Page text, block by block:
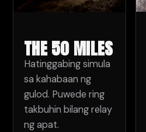
THE 50 MILES
Hatinggabing simula
sa kahabaan ng
gulod. Puwede ring
takbuhin bilang relay
ng apat.